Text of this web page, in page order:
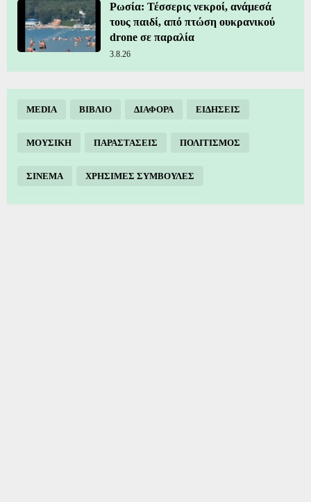
Ρωσία: Τέσσερις νεκροί, ανάμεσά
τους παιδί, από πτώση ουκρανικού
drone σε παραλία
3.8.26
MEDIA ΒΙΒΛΙΟ ΔΙΑΦΟΡΑ ΕΙΔΗΣΕΙΣ
ΜΟΥΣΙΚΗ ΠΑΡΑΣΤΑΣΕΙΣ ΠΟΛΙΤΙΣΜΟΣ
ΣΙΝΕΜΑ ΧΡΗΣΙΜΕΣ ΣΥΜΒΟΥΛΕΣ